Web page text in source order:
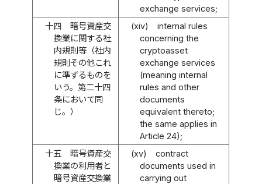
exchange services;
十四
暗号資産交
換業に関する社
内規則等（社内
規則その他これ
に準ずるものを
いう。第二十四
条において同
じ。）
(xiv)
internal rules
concerning the
cryptoasset
exchange services
(meaning internal
rules and other
documents
equivalent thereto;
the same applies in
Article 24);
十五
暗号資産交
換業の利用者と
暗号資産交換業
(xv)
contract
documents used in
carrying out